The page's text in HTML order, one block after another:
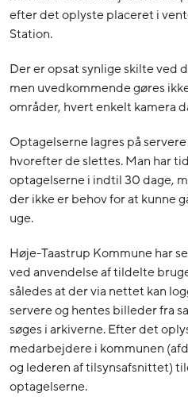
efter det oplyste placeret i
Station.
Der er opsat synlige skilte ved
men uvedkommende gøres
områder, hvert enkelt kamera
Optagelserne lagres på
hvorefter de slettes. Man har
optagelserne i indtil 30 dage,
der ikke er behov for at kunne
uge.
Høje-Taastrup Kommune har
ved anvendelse af tildelte
således at der via nettet kan
servere og hentes billeder fra
søges i arkiverne. Efter det
medarbejdere i kommunen
og lederen af tilsynsafsnittet)
optagelserne.